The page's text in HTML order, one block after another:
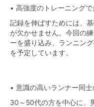
• 高強度のトレーニング
記録を伸ばすためには、
が欠かせません。今回の
ーを盛り込み、ランニン
を予定しています。
• 意識の高いランナー同
30～50代の方を中心に、